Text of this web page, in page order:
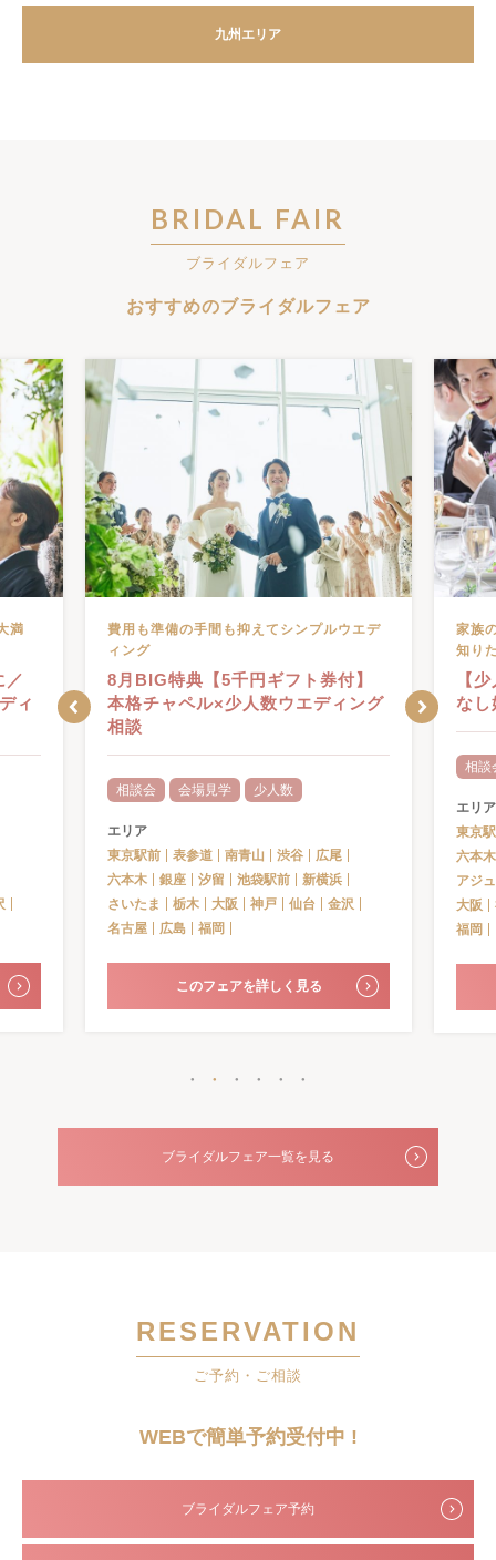
九州エリア
BRIDAL FAIR
ブライダルフェア
おすすめのブライダルフェア
満
／
ィ
費用も準備の手間も抑えてシンプルウエデ
ィング
8月BIG特典【5千円ギフト券付】
本格チャペル×少人数ウエディング
相談
相談会 会場見学 少人数
エリア
東京駅前
表参道 南青山 渋谷
広尾
六本木
銀座 汐留 池袋駅前
新横浜
さいたま
栃木 大阪 神戸 仙台
金沢
名古屋
広島 福岡
このフェアを詳しく見る
家族
知り
【
なし
相談
エリア
東京
六本木
アジ
大阪
福岡
ブライダルフェア一覧を見る
RESERVATION
ご予約・ご相談
WEBで簡単予約受付中 !
ブライダルフェア予約